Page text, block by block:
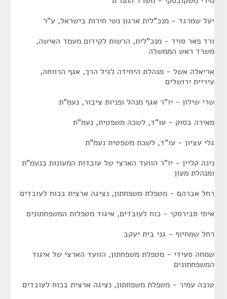
יעל שמרגד - מנכ"לית ארגון נשי חירות בישראל, ע"ר
ורד פאר סויד - מנכ"לית, הרשות לקידום מעמד האישה,
משרד ראש הממשלה
אריאלה אשל - מנהלת היחידה לגיל הרך, אגף הרווחה,
עיריית ירושלים
שרי שילון - יו"ר אגף מנהל ופניות ציבור, נעמ"ת
מאירה בסוק - עו"ד, לשכה משפטית, נעמ"ת
גלי עציון - עו"ד, לשכת משפטית נעמ"ת
נינה קליין - יו"ר הוועד הארצי של עובדות המעונות בנעמ"ת
ומנהלת מעון
רחל אברהם - מטפלת משפחתון, נציגה ארצית בכוח לעובדים
איתי סבירסקי - כוח לעובדים, איגוד מטפלות המשפחתונים
רחל שמחיוף - גני בית יעקב
שמחה סעידי - מטפלת משפחתון, הוועד הארצי של איגוד
המשפחתונים
טובה עמיר - מטפלת משפחתון, נציגה ארצית בכוח לעובדים